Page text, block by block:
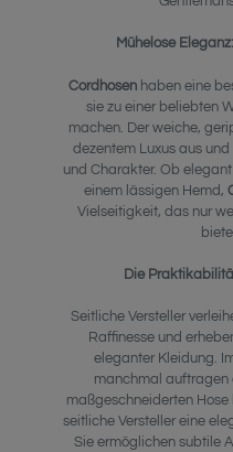
Mühelose
Cordhosen haben eine
sie zu einer beliebten
machen. Der weiche,
dezentem Luxus aus
und Charakter. Ob
einem lässigen Hemd,
Vielseitigkeit, das nur
Die
Seitliche Versteller
Raffinesse und
eleganter Kleidung.
manchmal auftragen
maßgeschneiderten
seitliche Versteller eine
Sie ermöglichen subtile